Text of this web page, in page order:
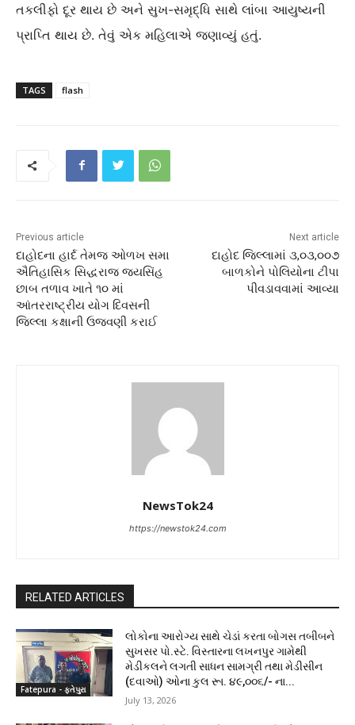
તકલીફો દૂર થાય છે અને સુખ-સમૃદ્ધિ સાથે લાંબા આયુષ્યની
પ્રાપ્તિ થાય છે. તેવું એક મહિલાએ જણાવ્યું હતું.
TAGS flash
Previous article
દાહોદના હાર્દ તેમજ ઓળખ સમા
ઐતિહાસિક સિદ્ધરાજ જયસિંહ
છાબ તળાવ ખાતે ૧૦ માં
આંતરરાષ્ટ્રીય યોગ દિવસની
જિલ્લા કક્ષાની ઉજવણી કરાઈ
Next article
દાહોદ જિલ્લામાં ૩,૦૩,૦૦૭
બાળકોને પોલિયોના ટીપા
પીવડાવવામાં આવ્યા
NewsTok24
https://newstok24.com
RELATED ARTICLES
Fatepura - ફતેપુરા
લોકોના આરોગ્ય સાથે ચેડાં કરતા બોગસ તબીબને
સુખસર પો.સ્ટે. વિસ્તારના લખનપુર ગામેથી
મેડીકલને લગતી સાધન સામગ્રી તથા મેડીસીન
(દવાઓ) ઓના કુલ રૂા. ૪૯,૦૦૬/- ના...
July 13, 2026